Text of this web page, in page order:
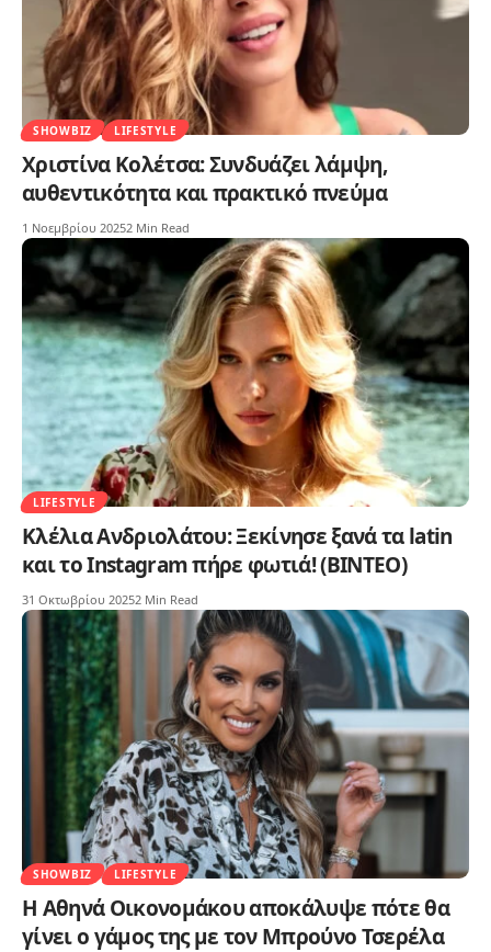
SHOWBIZ LIFESTYLE
Χριστίνα Κολέτσα: Συνδυάζει λάμψη,
αυθεντικότητα και πρακτικό πνεύμα
1 Νοεμβρίου 20252 Min Read
LIFESTYLE
Κλέλια Ανδριολάτου: Ξεκίνησε ξανά τα latin
και το Instagram πήρε φωτιά! (ΒΙΝΤΕΟ)
31 Οκτωβρίου 20252 Min Read
SHOWBIZ LIFESTYLE
Η Αθηνά Οικονομάκου αποκάλυψε πότε θα
γίνει ο γάμος της με τον Μπρούνο Τσερέλα